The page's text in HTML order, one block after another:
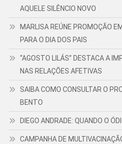
AQUELE SILÊNCIO NOVO
MARLISA REÚNE PROMOÇÃO
PARA O DIA DOS PAIS
“AGOSTO LILÁS” DESTACA A
NAS RELAÇÕES AFETIVAS
SAIBA COMO CONSULTAR O
BENTO
DIEGO ANDRADE: QUANDO O
CAMPANHA DE